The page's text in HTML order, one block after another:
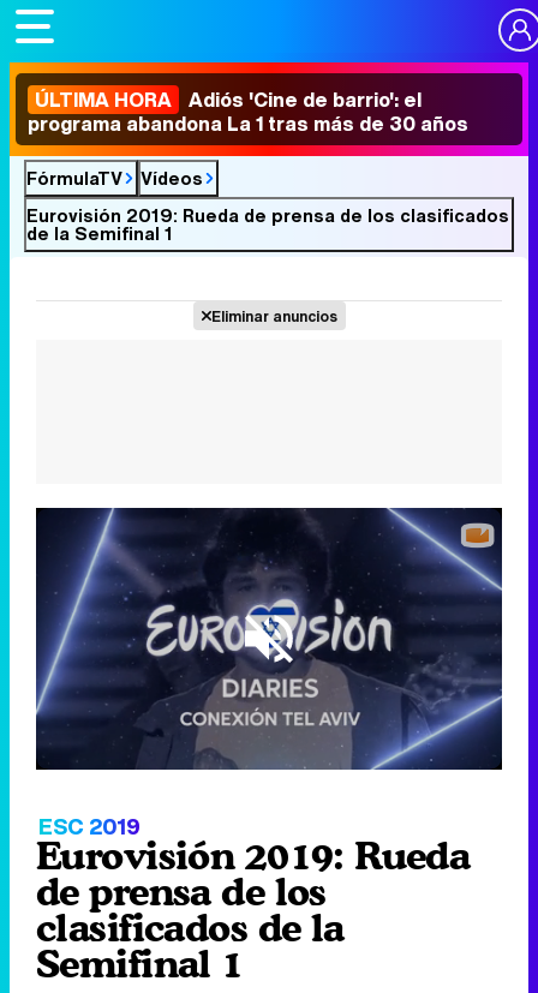
ÚLTIMA HORA Adiós 'Cine de barrio': el
programa abandona La 1 tras más de 30 años
FórmulaTV
Vídeos
Eurovisión 2019: Rueda de prensa de los clasificados
de la Semifinal 1
Eliminar anuncios
/
Loaded
1.38%
ESC 2019
Eurovisión 2019: Rueda
de prensa de los
clasificados de la
Semifinal 1